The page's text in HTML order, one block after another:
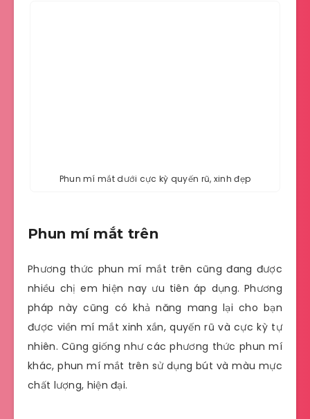
Phun mí mắt dưới cực kỳ quyến rũ, xinh đẹp
Phun mí mắt trên
Phương thức phun mí mắt trên cũng đang được
nhiều chị em hiện nay ưu tiên áp dụng. Phương
pháp này cũng có khả năng mang lại cho bạn
được viền mí mắt xinh xắn, quyến rũ và cực kỳ tự
nhiên. Cũng giống như các phương thức phun mí
khác, phun mí mắt trên sử dụng bút và màu mực
chất lượng, hiện đại.